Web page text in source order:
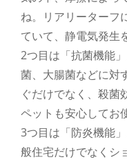
ね。リアリーターフ
ていて、静電気発生
2つ目は「抗菌機能
菌、大腸菌などに対
ぐだけでなく、殺菌
ペットも安心してお
3つ目は「防炎機能
般住宅だけでなくシ